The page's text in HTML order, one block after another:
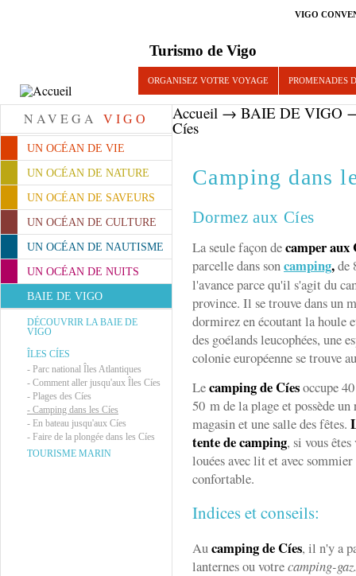
VIGO
Turismo de Vigo
ORGANISEZ VOTRE VOYAGE PROMENADES
NAVEGA VIGO
UN OCÉAN DE VIE
UN OCÉAN DE NATURE
UN OCÉAN DE SAVEURS
UN OCÉAN DE CULTURE
UN OCÉAN DE NAUTISME
UN OCÉAN DE NUITS
BAIE DE VIGO
DÉCOUVRIR LA BAIE DE
VIGO
ÎLES CÍES
- Parc national Îles Atlantiques
- Comment aller jusqu'aux Îles Cíes
- Plages des Cíes
- Camping dans les Cíes
- En bateau jusqu'aux Cíes
- Faire de la plongée dans les Cíes
TOURISME MARIN
Accueil → BAIE DE VIGO
Cíes
Camping dans
Dormez aux Cíes
La seule façon decamper aux
parcelle dans soncamping,de
l'avance parce qu'il s'agit du
province. Il se trouve dans un
dormirez en écoutant la houle
des goélands leucophées, une
colonie européenne se trouve
Lecamping de Cíesoccupe
50 m de la plage et possède
magasin et une salle des fêtes.
tente de camping, si vous
louées avec lit et avec
confortable.
Indices et conseils:
Aucamping de Cíes, il n'y a
lanternes ou votrecamping-gaz.